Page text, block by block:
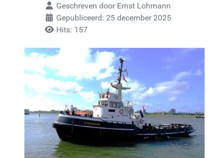
Geschreven door Ernst Lohmann
Gepubliceerd: 25 december 2025
Hits: 157